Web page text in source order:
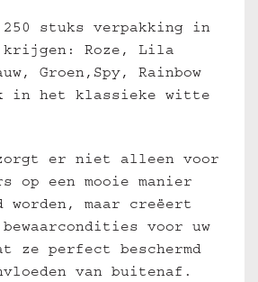
stuks verpakking in
krijgen: Roze, Lila
Groen,Spy, Rainbow
in het klassieke witte
zorgt er niet alleen voor
een mooie manier
worden, maar creëert
voor uw
perfect beschermd
van buitenaf.